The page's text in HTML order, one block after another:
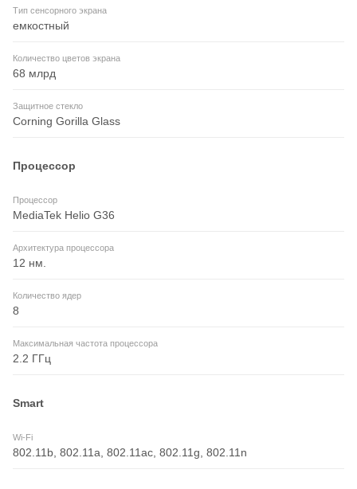
Тип сенсорного экрана
емкостный
Количество цветов экрана
68 млрд
Защитное стекло
Corning Gorilla Glass
Процессор
Процессор
MediaTek Helio G36
Архитектура процессора
12 нм.
Количество ядер
8
Максимальная частота процессора
2.2 ГГц
Smart
Wi-Fi
802.11b, 802.11a, 802.11ac, 802.11g, 802.11n